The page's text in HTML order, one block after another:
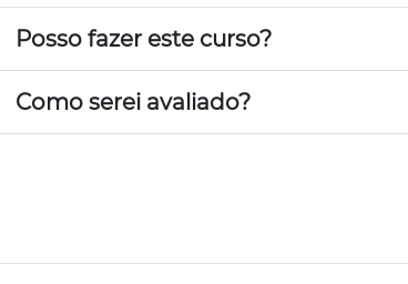
Posso fazer este curso?
Como serei avaliado?